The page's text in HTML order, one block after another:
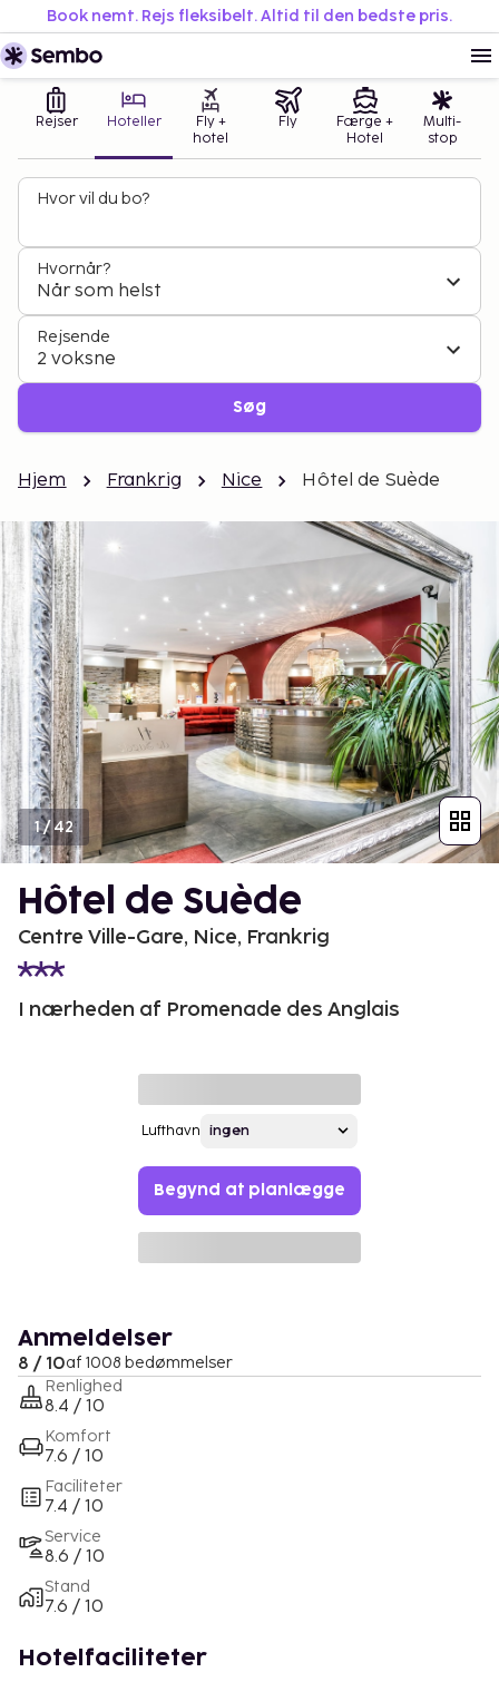
Book nemt. Rejs fleksibelt. Altid til den bedste pris.
Rejser Hoteller
Fly +
hotel
Fly
Færge +
Hotel
Multi-
stop
Hvor vil du bo?
Hvornår?
Når som helst
Rejsende
2 voksne
Søg
Hjem Frankrig Nice Hôtel de Suède
1/42
Hôtel de Suède
Centre Ville-Gare, Nice, Frankrig
I nærheden af Promenade des Anglais
Lufthavn
Begynd at planlægge
Anmeldelser
8 / 10af 1008 bedømmelser
Renlighed
8.4 / 10
Komfort
7.6 / 10
Faciliteter
7.4 / 10
Service
8.6 / 10
Stand
7.6 / 10
Hotelfaciliteter